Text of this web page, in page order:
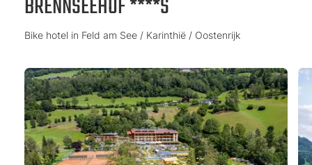
BRENNSEEHOF ****S
Bike hotel in Feld am See / Karinthië / Oostenrijk